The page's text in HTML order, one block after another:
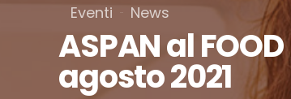
Eventi News
ASPAN al
agosto 2021